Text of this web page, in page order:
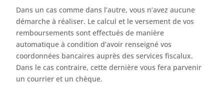
Dans un cas comme dans l’autre, vous n’avez aucune
démarche à réaliser. Le calcul et le versement de vos
remboursements sont effectués de manière
automatique à condition d’avoir renseigné vos
coordonnées bancaires auprès des services fiscalux.
Dans le cas contraire, cette dernière vous fera parvenir
un courrier et un chèque.